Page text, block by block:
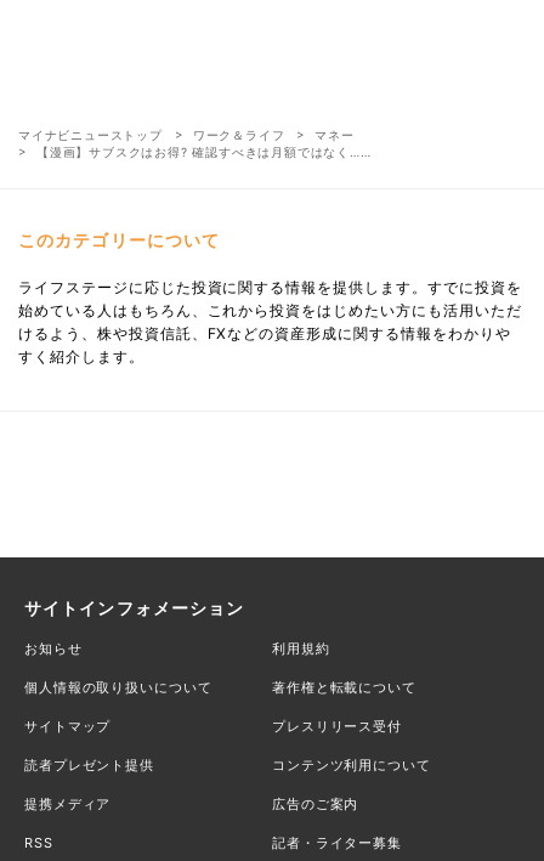
マイナビニューストップ ワーク＆ライフ
マネー
【漫画】サブスクはお得? 確認すべきは月額ではなく……
このカテゴリーについて
ライフステージに応じた投資に関する情報を提供します。すでに投資を
始めている人はもちろん、これから投資をはじめたい方にも活用いただ
けるよう、株や投資信託、FXなどの資産形成に関する情報をわかりや
すく紹介します。
サイトインフォメーション
お知らせ 利用規約
個人情報の取り扱いについて 著作権と転載について
サイトマップ プレスリリース受付
読者プレゼント提供 コンテンツ利用について
提携メディア 広告のご案内
RSS 記者・ライター募集